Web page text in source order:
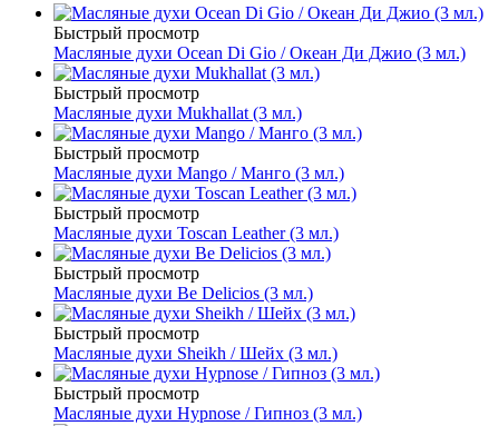
Быстрый просмотр
Масляные духи Ocean Di Gio / Океан Ди Джио (3 мл.)
Быстрый просмотр
Масляные духи Mukhallat (3 мл.)
Быстрый просмотр
Масляные духи Mango / Манго (3 мл.)
Быстрый просмотр
Масляные духи Toscan Leather (3 мл.)
Быстрый просмотр
Масляные духи Be Delicios (3 мл.)
Быстрый просмотр
Масляные духи Sheikh / Шейх (3 мл.)
Быстрый просмотр
Масляные духи Hypnose / Гипноз (3 мл.)